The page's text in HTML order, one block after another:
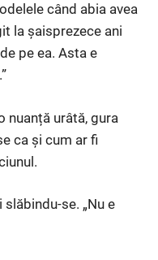
când abia avea
la șaisprezece ani
pe ea. Asta e
nuanță urâtă, gura
ca și cum ar fi
se. „Nu e